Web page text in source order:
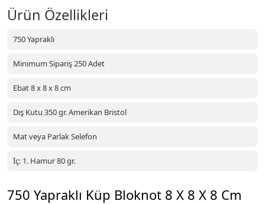
Ürün Özellikleri
750 Yapraklı
Minimum Sipariş 250 Adet
Ebat 8 x 8 x 8 cm
Dış Kutu 350 gr. Amerikan Bristol
Mat veya Parlak Selefon
İç: 1. Hamur 80 gr.
750 Yapraklı Küp Bloknot 8 X 8 X 8 Cm